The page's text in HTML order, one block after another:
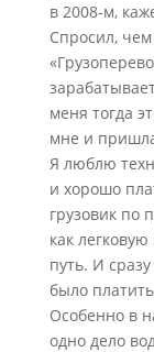
в 2008‑м,
Спросил,
меня тогда
мне и
Я люблю
и хорошо
грузовик по
как
путь. И
было
Особенно в
одно дело